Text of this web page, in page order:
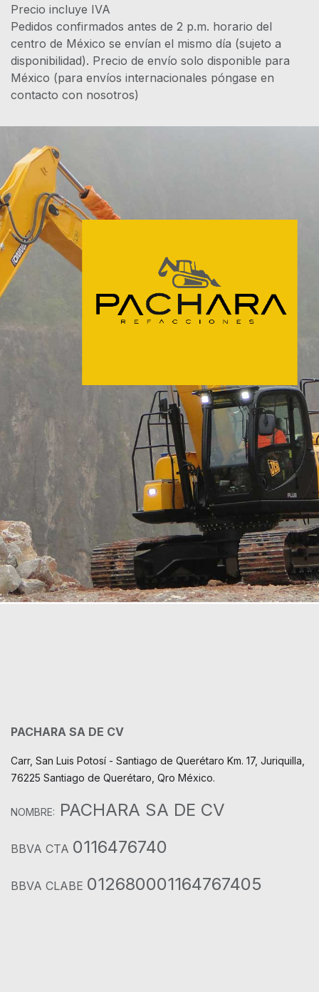
Precio incluye IVA
Pedidos confirmados antes de 2 p.m. horario del
centro de México se envían el mismo día (sujeto a
disponibilidad). Precio de envío solo disponible para
México (para envíos internacionales póngase en
contacto con nosotros)
PACHARA SA DE CV
Carr, San Luis Potosí - Santiago de Querétaro Km. 17, Juriquilla,
76225 Santiago de Querétaro, Qro México.
NOMBRE: PACHARA SA DE CV
BBVA CTA 0116476740
BBVA CLABE 012680001164767405